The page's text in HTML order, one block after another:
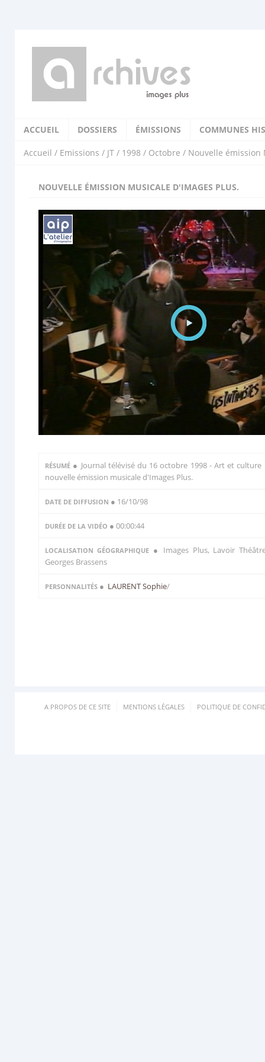
ACCUEIL DOSSIERS ÉMISSIONS COMMUNES
Accueil / Emissions / JT / 1998 / Octobre / Nouvelle émission
NOUVELLE ÉMISSION MUSICALE D'IMAGES PLUS.
RÉSUMÉ ● Journal télévisé du 16 octobre 1998 - Art et culture
nouvelle émission musicale d'Images Plus.
DATE DE DIFFUSION ● 16/10/98
DURÉE DE LA VIDÉO ● 00:00:44
LOCALISATION GÉOGRAPHIQUE ● Images Plus, Lavoir
Georges Brassens
PERSONNALITÉS ● LAURENT Sophie/
A PROPOS DE CE SITE MENTIONS LÉGALES POLITIQUE DE